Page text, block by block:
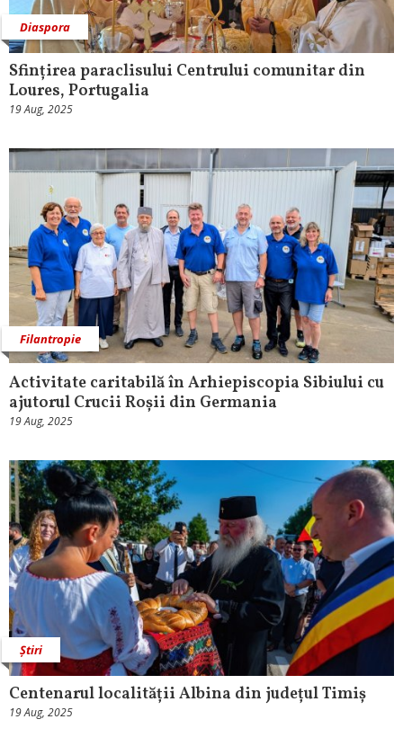
Diaspora
Sfințirea paraclisului Centrului comunitar din
Loures, Portugalia
19 Aug, 2025
Filantropie
Activitate caritabilă în Arhiepiscopia Sibiului cu
ajutorul Crucii Roșii din Germania
19 Aug, 2025
Știri
Centenarul localității Albina din județul Timiș
19 Aug, 2025